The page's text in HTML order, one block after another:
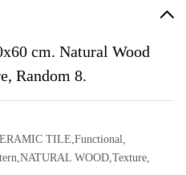
cm. Natural Wood
Random 8.
TILE,Functional,
,NATURAL WOOD,Texture,